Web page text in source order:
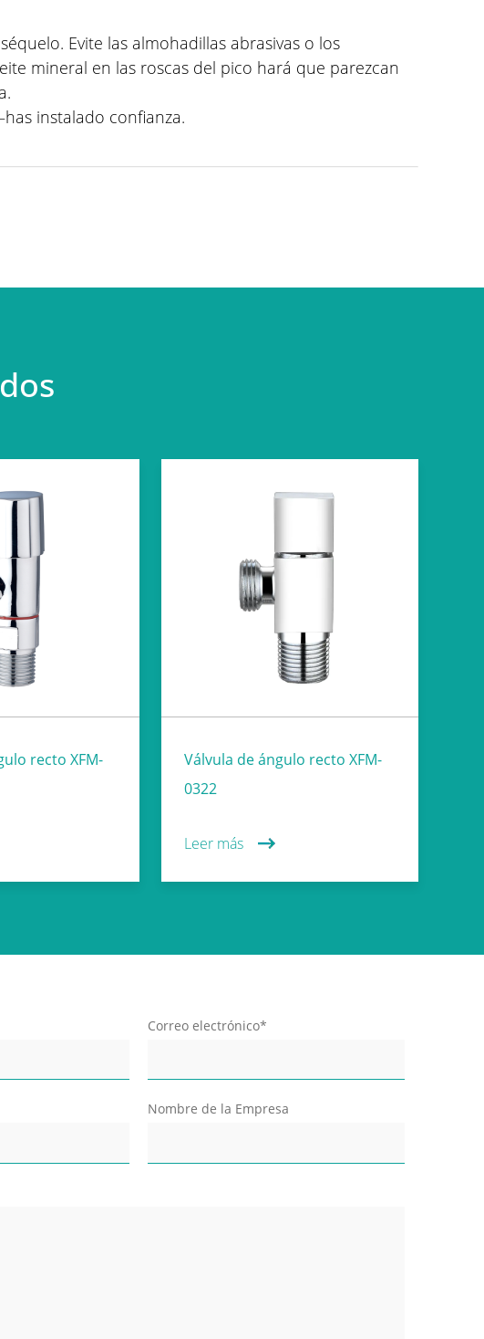
Evite las almohadillas abrasivas o los
mineral en las roscas del pico hará que parezcan
instalado confianza.
recto XFM-
Válvula de ángulo recto XFM-
0322
Leer más
Correo electrónico*
Nombre de la Empresa